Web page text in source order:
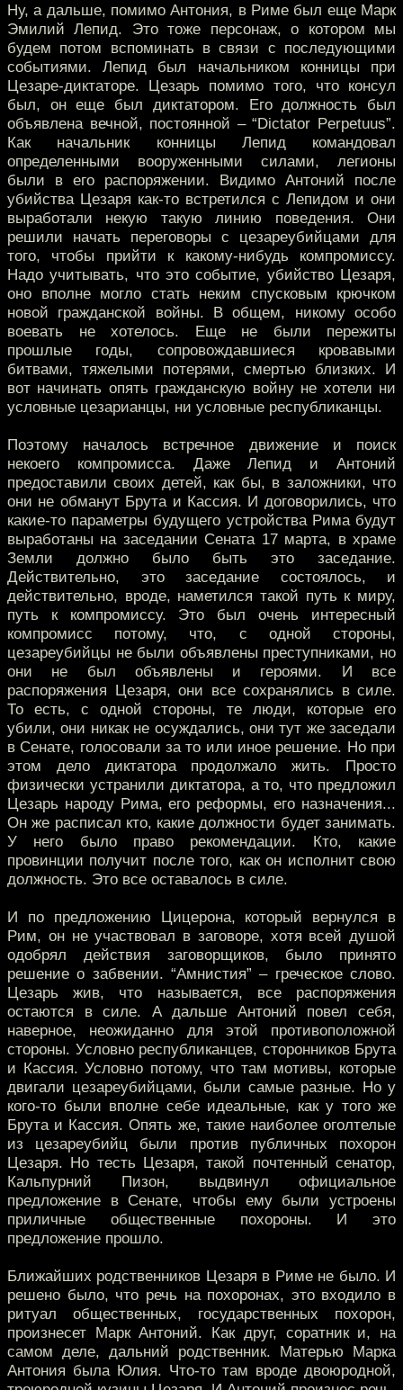
Ну, а дальше, помимо Антония, в Риме был еще Марк
Эмилий Лепид. Это тоже персонаж, о котором мы
будем потом вспоминать в связи с последующими
событиями. Лепид был начальником конницы при
Цезаре-диктаторе. Цезарь помимо того, что консул
был, он еще был диктатором. Его должность был
объявлена вечной, постоянной – “Dictator Perpetuus”.
Как начальник конницы Лепид командовал
определенными вооруженными силами, легионы
были в его распоряжении. Видимо Антоний после
убийства Цезаря как-то встретился с Лепидом и они
выработали некую такую линию поведения. Они
решили начать переговоры с цезареубийцами для
того, чтобы прийти к какому-нибудь компромиссу.
Надо учитывать, что это событие, убийство Цезаря,
оно вполне могло стать неким спусковым крючком
новой гражданской войны. В общем, никому особо
воевать не хотелось. Еще не были пережиты
прошлые годы, сопровождавшиеся кровавыми
битвами, тяжелыми потерями, смертью близких. И
вот начинать опять гражданскую войну не хотели ни
условные цезарианцы, ни условные республиканцы.
Поэтому началось встречное движение и поиск
некоего компромисса. Даже Лепид и Антоний
предоставили своих детей, как бы, в заложники, что
они не обманут Брута и Кассия. И договорились, что
какие-то параметры будущего устройства Рима будут
выработаны на заседании Сената 17 марта, в храме
Земли должно было быть это заседание.
Действительно, это заседание состоялось, и
действительно, вроде, наметился такой путь к миру,
путь к компромиссу. Это был очень интересный
компромисс потому, что, с одной стороны,
цезареубийцы не были объявлены преступниками, но
они не был объявлены и героями. И все
распоряжения Цезаря, они все сохранялись в силе.
То есть, с одной стороны, те люди, которые его
убили, они никак не осуждались, они тут же заседали
в Сенате, голосовали за то или иное решение. Но при
этом дело диктатора продолжало жить. Просто
физически устранили диктатора, а то, что предложил
Цезарь народу Рима, его реформы, его назначения...
Он же расписал кто, какие должности будет занимать.
У него было право рекомендации. Кто, какие
провинции получит после того, как он исполнит свою
должность. Это все оставалось в силе.
И по предложению Цицерона, который вернулся в
Рим, он не участвовал в заговоре, хотя всей душой
одобрял действия заговорщиков, было принято
решение о забвении. “Амнистия” – греческое слово.
Цезарь жив, что называется, все распоряжения
остаются в силе. А дальше Антоний повел себя,
наверное, неожиданно для этой противоположной
стороны. Условно республиканцев, сторонников Брута
и Кассия. Условно потому, что там мотивы, которые
двигали цезареубийцами, были самые разные. Но у
кого-то были вполне себе идеальные, как у того же
Брута и Кассия. Опять же, такие наиболее оголтелые
из цезареубийц были против публичных похорон
Цезаря. Но тесть Цезаря, такой почтенный сенатор,
Кальпурний Пизон, выдвинул официальное
предложение в Сенате, чтобы ему были устроены
приличные общественные похороны. И это
предложение прошло.
Ближайших родственников Цезаря в Риме не было. И
решено было, что речь на похоронах, это входило в
ритуал общественных, государственных похорон,
произнесет Марк Антоний. Как друг, соратник и, на
самом деле, дальний родственник. Матерью Марка
Антония была Юлия. Что-то там вроде двоюродной,